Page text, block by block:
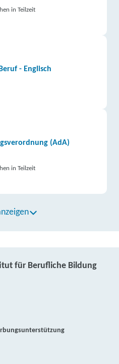
in Teilzeit
- Englisch
(AdA)
in Teilzeit
für Berufliche Bildung